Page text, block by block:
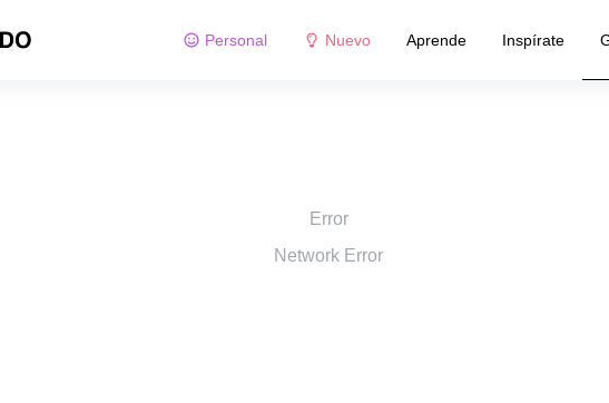
Personal Nuevo Aprende Inspírate
Error
Network Error